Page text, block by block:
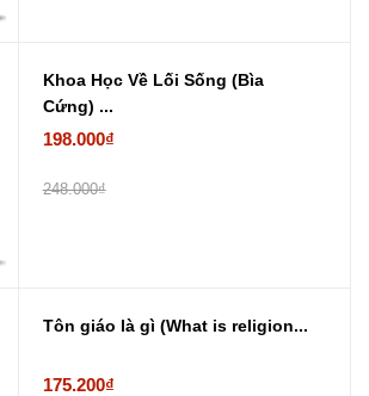
Khoa Học Về Lối Sống (Bìa
Cứng) ...
198.000₫
248.000₫
Tôn giáo là gì (What is religion...
175.200₫